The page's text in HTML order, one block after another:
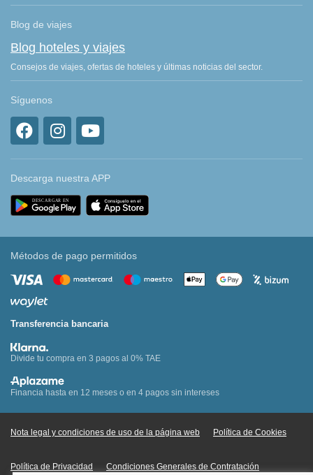
Blog de viajes
Blog hoteles y viajes
Consejos de viajes, ofertas de hoteles y últimas noticias del sector.
Síguenos
Descarga nuestra APP
Métodos de pago permitidos
Transferencia bancaria
Divide tu compra en 3 pagos al 0% TAE
Financia hasta en 12 meses o en 4 pagos sin intereses
Nota legal y condiciones de uso de la página web Política de Cookies
Política de Privacidad Condiciones Generales de Contratación